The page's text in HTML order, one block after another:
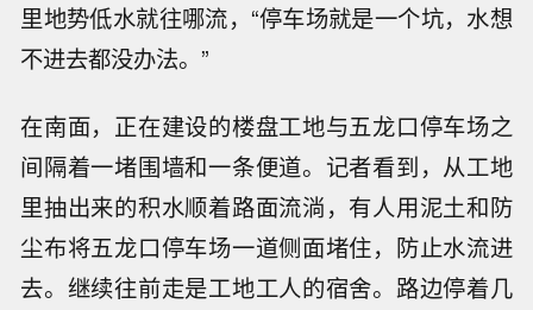
里地势低水就往哪流，“停车场就是一个坑，水想
不进去都没办法。”
在南面，正在建设的楼盘工地与五龙口停车场之
间隔着一堵围墙和一条便道。记者看到，从工地
里抽出来的积水顺着路面流淌，有人用泥土和防
尘布将五龙口停车场一道侧面堵住，防止水流进
去。继续往前走是工地工人的宿舍。路边停着几